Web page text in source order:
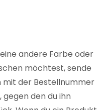
andere Farbe oder
möchtest, sende
der Bestellnummer
gegen den du ihn